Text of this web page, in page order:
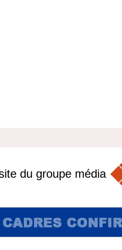
du groupe média